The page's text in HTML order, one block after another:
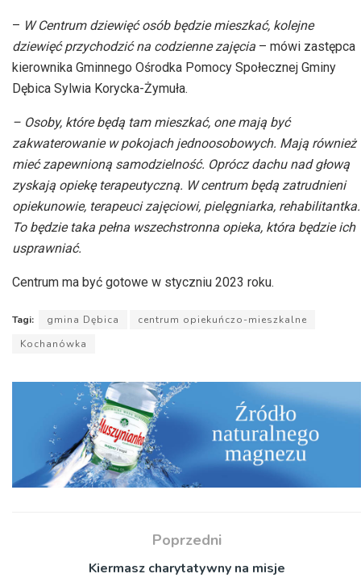
– W Centrum dziewięć osób będzie mieszkać, kolejne
dziewięć przychodzić na codzienne zajęcia – mówi zastępca
kierownika Gminnego Ośrodka Pomocy Społecznej Gminy
Dębica Sylwia Korycka-Żymuła.
– Osoby, które będą tam mieszkać, one mają być
zakwaterowanie w pokojach jednoosobowych. Mają również
mieć zapewnioną samodzielność. Oprócz dachu nad głową
zyskają opiekę terapeutyczną. W centrum będą zatrudnieni
opiekunowie, terapeuci zajęciowi, pielęgniarka, rehabilitantka.
To będzie taka pełna wszechstronna opieka, która będzie ich
usprawniać.
Centrum ma być gotowe w styczniu 2023 roku.
Tagi: gmina Dębica
centrum opiekuńczo-mieszkalne
Kochanówka
Poprzedni
Kiermasz charytatywny na misje